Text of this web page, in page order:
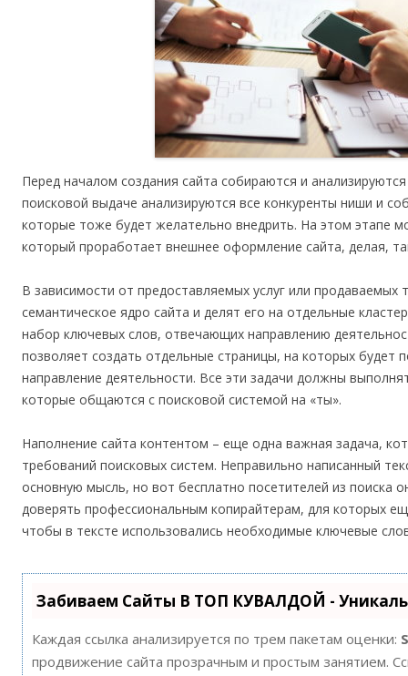
Перед началом создания сайта собираются и
поисковой выдаче анализируются все конкуренты ниши и
которые тоже будет желательно внедрить. На этом этапе
который проработает внешнее оформление сайта, делая,
В зависимости от предоставляемых услуг или продаваемых
семантическое ядро сайта и делят его на отдельные
набор ключевых слов, отвечающих направлению
позволяет создать отдельные страницы, на которых будет
направление деятельности. Все эти задачи должны
которые общаются с поисковой системой на «ты».
Наполнение сайта контентом – еще одна важная задача,
требований поисковых систем. Неправильно написанный
основную мысль, но вот бесплатно посетителей из поиска
доверять профессиональным копирайтерам, для которых
чтобы в тексте использовались необходимые ключевые
Забиваем Сайты В ТОП КУВАЛДОЙ -
Каждая ссылка анализируется по трем пакетам оценки:
продвижение сайта прозрачным и простым занятием.